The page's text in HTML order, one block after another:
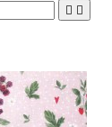
 